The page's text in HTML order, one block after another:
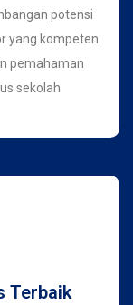
potensi
yang kompeten
pemahaman
sekolah
Terbaik